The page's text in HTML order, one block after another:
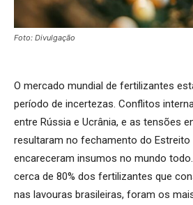
Foto: Divulgação
O mercado mundial de fertilizantes
período de incertezas. Conflitos
entre Rússia e Ucrânia, e as tensões
resultaram no fechamento do Estreito
encareceram insumos no mundo
cerca de 80% dos fertilizantes que
nas lavouras brasileiras, foram os